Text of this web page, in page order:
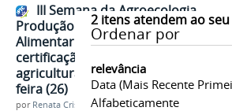
2itens atendem ao
Ordenar por
relevância
Data (mais Recente
Alfabeticamente
III Semana da Agroecologia,
Produção Orgânica e Segurança
Alimentar e Nutricional discute
certificação orgânica para
agricultura familiar nesta quinta-
feira (26)
por Renata Cristina de Sá Barreto Freitas